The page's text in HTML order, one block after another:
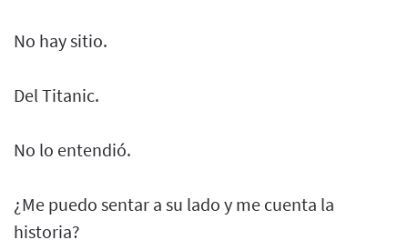
No hay sitio.
Del Titanic.
No lo entendió.
¿Me puedo sentar a su lado y me cuenta la
historia?